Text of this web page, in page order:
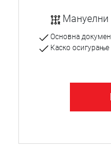
Мануелни
Основна
Каско осигурање